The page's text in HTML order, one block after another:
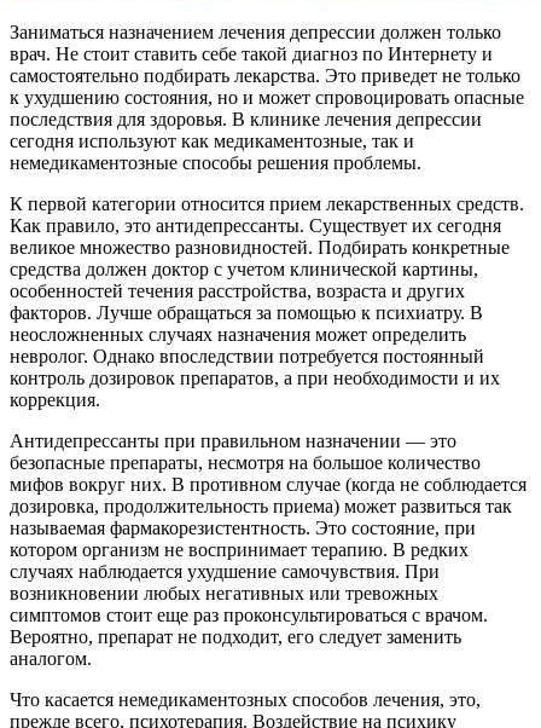
Заниматься назначением лечения депрессии должен только
врач. Не стоит ставить себе такой диагноз по Интернету и
самостоятельно подбирать лекарства. Это приведет не только
к ухудшению состояния, но и может спровоцировать опасные
последствия для здоровья. В клинике лечения депрессии
сегодня используют как медикаментозные, так и
немедикаментозные способы решения проблемы.
К первой категории относится прием лекарственных средств.
Как правило, это антидепрессанты. Существует их сегодня
великое множество разновидностей. Подбирать конкретные
средства должен доктор с учетом клинической картины,
особенностей течения расстройства, возраста и других
факторов. Лучше обращаться за помощью к психиатру. В
неосложненных случаях назначения может определить
невролог. Однако впоследствии потребуется постоянный
контроль дозировок препаратов, а при необходимости и их
коррекция.
Антидепрессанты при правильном назначении — это
безопасные препараты, несмотря на большое количество
мифов вокруг них. В противном случае (когда не соблюдается
дозировка, продолжительность приема) может развиться так
называемая фармакорезистентность. Это состояние, при
котором организм не воспринимает терапию. В редких
случаях наблюдается ухудшение самочувствия. При
возникновении любых негативных или тревожных
симптомов стоит еще раз проконсультироваться с врачом.
Вероятно, препарат не подходит, его следует заменить
аналогом.
Что касается немедикаментозных способов лечения, это,
прежде всего, психотерапия. Воздействие на психику